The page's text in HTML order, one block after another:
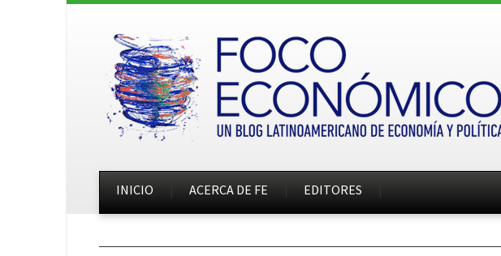
INICIO ACERCA DE FE EDITORES